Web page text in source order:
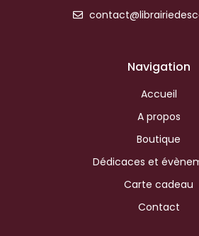
Navigation
Accueil
A propos
Boutique
Dédicaces et
Carte cadeau
Contact